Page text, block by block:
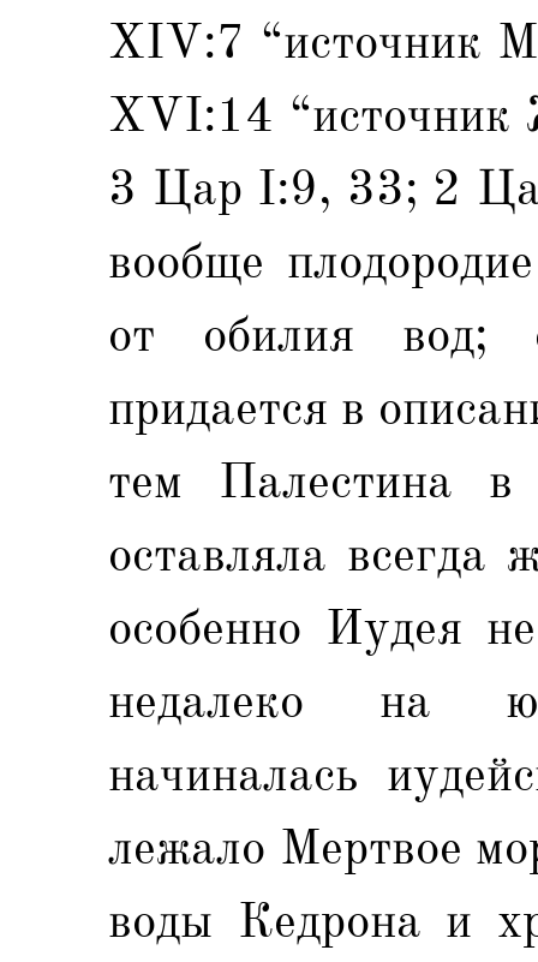
XIV:7 “источник
XVI:14 “источник
3 Цар I:9, 33; 2
вообще
от обилия вод;
придается в
тем Палестина в
оставляла всегда
особенно Иудея
недалеко на
начиналась
лежало Мертвое
воды Кедрона и